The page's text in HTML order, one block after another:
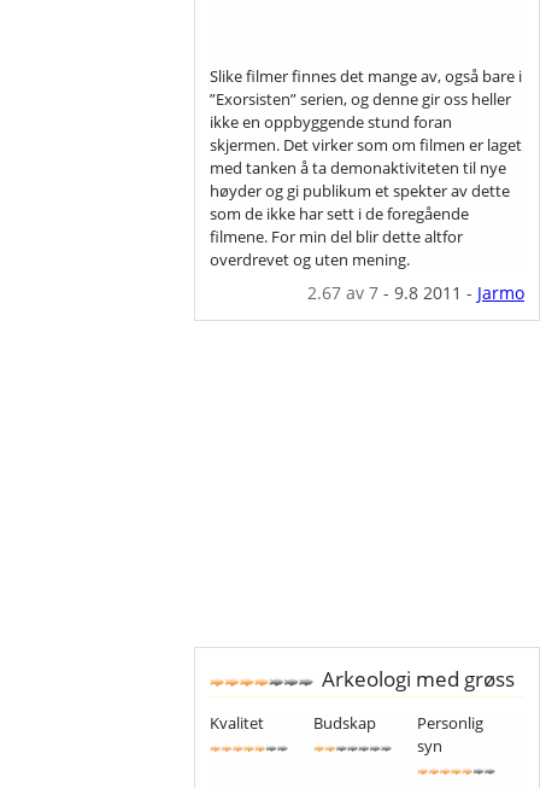
Slike filmer finnes det mange av, også bare i
”Exorsisten” serien, og denne gir oss heller
ikke en oppbyggende stund foran
skjermen. Det virker som om filmen er laget
med tanken å ta demonaktiviteten til nye
høyder og gi publikum et spekter av dette
som de ikke har sett i de foregående
filmene. For min del blir dette altfor
overdrevet og uten mening.
2.67av 7- 9.8 2011 - Jarmo
Arkeologi med grøss
Kvalitet Budskap
Personlig
syn